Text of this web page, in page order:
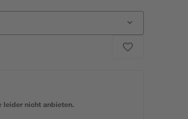
leider nicht anbieten.